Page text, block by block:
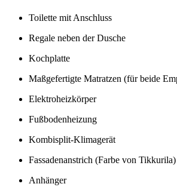
Toilette mit Anschluss
Regale neben der Dusche
Kochplatte
Maßgefertigte Matratzen (für beide
Elektroheizkörper
Fußbodenheizung
Kombisplit-Klimagerät
Fassadenanstrich (Farbe von Tikkurila)
Anhänger